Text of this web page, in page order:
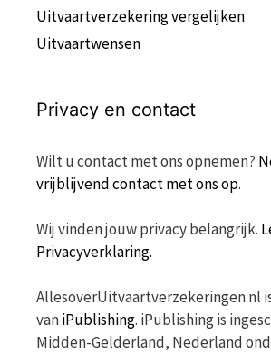
Uitvaartverzekering vergelijken
Uitvaartwensen
Privacy en contact
Wilt u contact met ons opnemen?
vrijblijvend contact met ons op.
Wij vinden jouw privacy belangrijk.
Privacyverklaring.
AllesoverUitvaartverzekeringen.nl
vaniPublishing. iPublishing is
Midden-Gelderland, Nederland